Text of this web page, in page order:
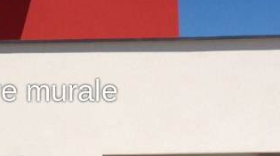
murale